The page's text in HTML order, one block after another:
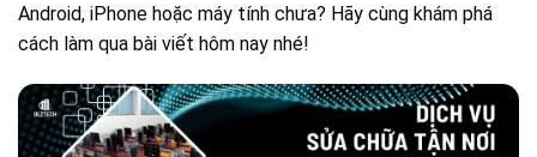
Android, iPhone hoặc máy tính chưa? Hãy cùng khám phá
cách làm qua bài viết hôm nay nhé!